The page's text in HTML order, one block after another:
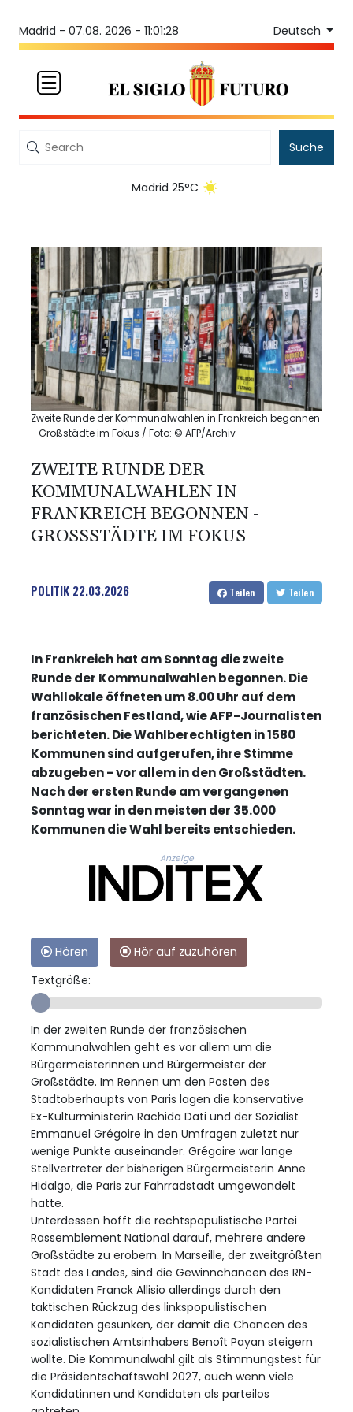
Madrid - 07.08. 2026 - 11:01:28 Deutsch
Suche
Madrid 25°C
Zweite Runde der Kommunalwahlen in Frankreich begonnen
- Großstädte im Fokus / Foto: © AFP/Archiv
ZWEITE RUNDE DER
KOMMUNALWAHLEN IN
FRANKREICH BEGONNEN -
GROSSSTÄDTE IM FOKUS
POLITIK 22.03.2026 Teilen Teilen
In Frankreich hat am Sonntag die zweite
Runde der Kommunalwahlen begonnen. Die
Wahllokale öffneten um 8.00 Uhr auf dem
französischen Festland, wie AFP-Journalisten
berichteten. Die Wahlberechtigten in 1580
Kommunen sind aufgerufen, ihre Stimme
abzugeben - vor allem in den Großstädten.
Nach der ersten Runde am vergangenen
Sonntag war in den meisten der 35.000
Kommunen die Wahl bereits entschieden.
Anzeige
Hören
Hör auf zuzuhören
Textgröße:
In der zweiten Runde der französischen
Kommunalwahlen geht es vor allem um die
Bürgermeisterinnen und Bürgermeister der
Großstädte. Im Rennen um den Posten des
Stadtoberhaupts von Paris lagen die konservative
Ex-Kulturministerin Rachida Dati und der Sozialist
Emmanuel Grégoire in den Umfragen zuletzt nur
wenige Punkte auseinander. Grégoire war lange
Stellvertreter der bisherigen Bürgermeisterin Anne
Hidalgo, die Paris zur Fahrradstadt umgewandelt
hatte.
Unterdessen hofft die rechtspopulistische Partei
Rassemblement National darauf, mehrere andere
Großstädte zu erobern. In Marseille, der zweitgrößten
Stadt des Landes, sind die Gewinnchancen des RN-
Kandidaten Franck Allisio allerdings durch den
taktischen Rückzug des linkspopulistischen
Kandidaten gesunken, der damit die Chancen des
sozialistischen Amtsinhabers Benoît Payan steigern
wollte. Die Kommunalwahl gilt als Stimmungstest für
die Präsidentschaftswahl 2027, auch wenn viele
Kandidatinnen und Kandidaten als parteilos